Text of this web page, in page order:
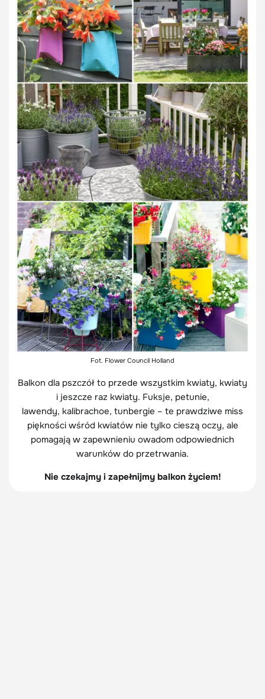
Fot. Flower Council Holland
Balkon dla pszczół to przede wszystkim kwiaty, kwiaty
i jeszcze raz kwiaty. Fuksje, petunie,
lawendy, kalibrachoe, tunbergie – te prawdziwe miss
piękności wśród kwiatów nie tylko cieszą oczy, ale
pomagają w zapewnieniu owadom odpowiednich
warunków do przetrwania.
Nie czekajmy i zapełnijmy balkon życiem!